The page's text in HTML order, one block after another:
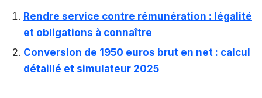
Rendre service contre rémunération : légalité
et obligations à connaître
Conversion de 1950 euros brut en net : calcul
détaillé et simulateur 2025